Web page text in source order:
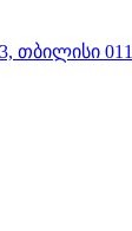
თბილისი